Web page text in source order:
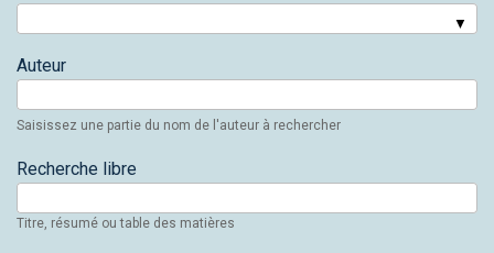
Auteur
Saisissez une partie du nom de l'auteur à rechercher
Recherche libre
Titre, résumé ou table des matières